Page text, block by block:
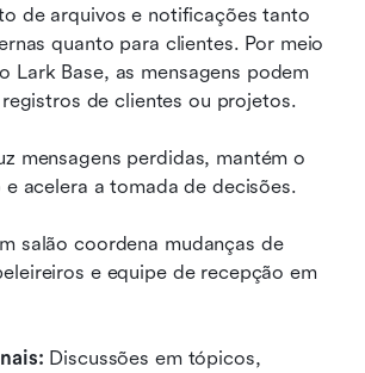
de arquivos e notificações tanto
quanto para clientes. Por meio
Lark Base, as mensagens podem
de clientes ou projetos.
mensagens perdidas, mantém o
acelera a tomada de decisões.
salão coordena mudanças de
e equipe de recepção em
Discussões em tópicos,